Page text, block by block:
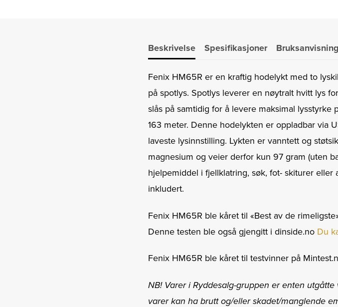
antall
Beskrivelse Spesifikasjoner
Fenix HM65R er en kraftig hodelykt med to
på spotlys. Spotlys leverer en nøytralt hvitt lys
slås på samtidig for å levere maksimal
163 meter. Denne hodelykten er oppladbar via
laveste lysinnstilling. Lykten er vanntett og
magnesium og veier derfor kun 97 gram (uten
hjelpemiddel i fjellklatring, søk, fot- skiturer
inkludert.
Fenix HM65R ble kåret til «Best av de
Denne testen ble også gjengitt i dinside.no Du
Fenix HM65R ble kåret til testvinner på
NB! Varer i Ryddesalg-gruppen er enten
varer kan ha brutt og/eller skadet/manglende